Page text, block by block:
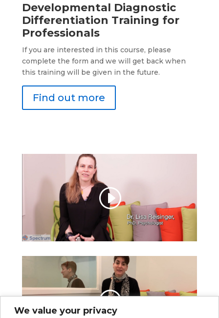
We value your privacy
Developmental Diagnostic
Differentiation Training for
Professionals
If you are interested in this course, please
complete the form and we will get back when
this training will be given in the future.
Find out more